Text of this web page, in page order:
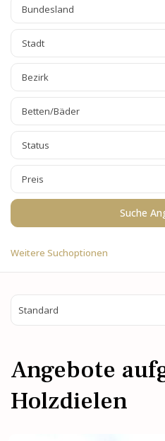
Bundesland
Stadt
Bezirk
Betten/Bäder
Status
Preis
Weitere Suchoptionen
Standard
Angebote
Holzdielen